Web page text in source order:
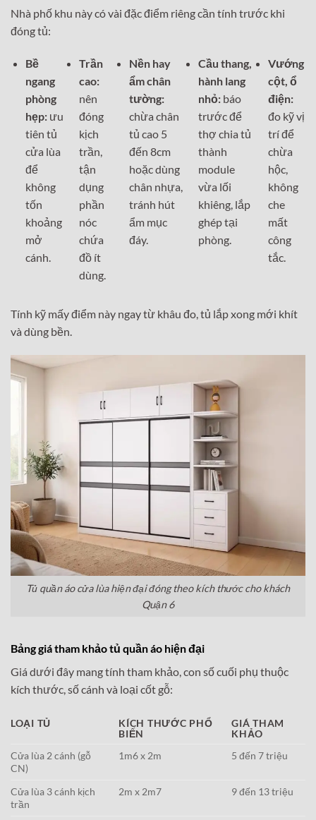
Nhà phố khu này có vài đặc điểm riêng cần tính trước khi
đóng tủ:
Bề
ngang
phòng
hẹp:ưu
tiên tủ
cửa lùa
để
không
tốn
khoảng
mở
cánh.
Trần
cao:
nên
đóng
kịch
trần,
tận
dụng
phần
nóc
chứa
đồ ít
dùng.
Nền hay
ẩm chân
tường:
chừa chân
tủ cao 5
đến 8cm
hoặc dùng
chân nhựa,
tránh hút
ẩm mục
đáy.
Cầu thang,
hành lang
nhỏ:báo
trước để
thợ chia tủ
thành
module
vừa lối
khiêng, lắp
ghép tại
phòng.
Vướng
cột, ổ
điện:
đo kỹ vị
trí để
chừa
hộc,
không
che
mất
công
tắc.
Tính kỹ mấy điểm này ngay từ khâu đo, tủ lắp xong mới khít
và dùng bền.
Tủ quần áo cửa lùa hiện đại đóng theo kích thước cho khách
Quận 6
Bảng giá tham khảo tủ quần áo hiện đại
Giá dưới đây mang tính tham khảo, con số cuối phụ thuộc
kích thước, số cánh và loại cốt gỗ:
LOẠI TỦ
KÍCH THƯỚC PHỔ
BIẾN
GIÁ THAM
KHẢO
Cửa lùa 2 cánh (gỗ
CN)
1m6 x 2m 5 đến 7 triệu
Cửa lùa 3 cánh kịch
trần
2m x 2m7 9 đến 13 triệu